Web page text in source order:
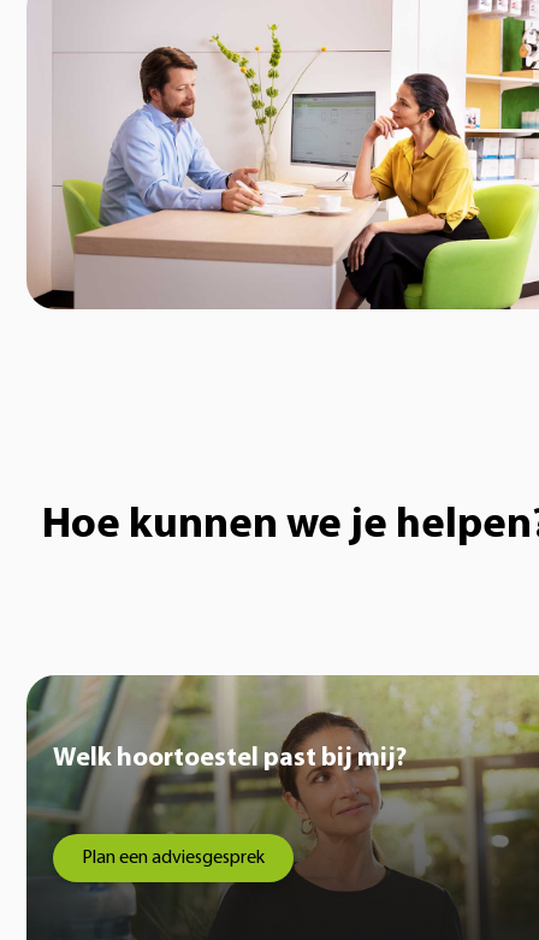
Hoe kunnen we je
Welk hoortoestel past bij mij?
Plan een adviesgesprek